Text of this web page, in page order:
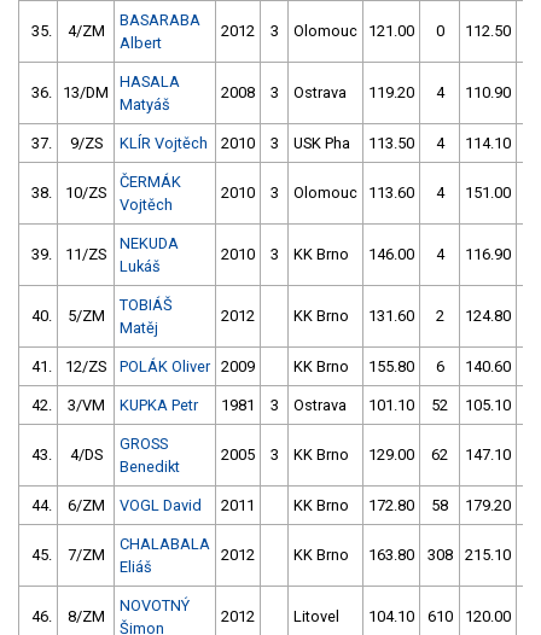
35. 4/ZM
BASARABA
Albert
2012 3 Olomouc 121.00 0 112.50
36. 13/DM
HASALA
Matyáš
2008 3 Ostrava 119.20 4 110.90
37. 9/ZS KLÍR Vojtěch 2010 3 USK Pha 113.50 4 114.10
38. 10/ZS
ČERMÁK
Vojtěch
2010 3 Olomouc 113.60 4 151.00
39. 11/ZS
NEKUDA
Lukáš
2010 3 KK Brno 146.00 4 116.90
40. 5/ZM
TOBIÁŠ
Matěj
2012 KK Brno 131.60 2 124.80
41. 12/ZS POLÁK Oliver 2009 KK Brno 155.80 6 140.60
42. 3/VM KUPKA Petr 1981 3 Ostrava 101.10 52 105.10
43. 4/DS
GROSS
Benedikt
2005 3 KK Brno 129.00 62 147.10
44. 6/ZM VOGL David 2011 KK Brno 172.80 58 179.20
45. 7/ZM
CHALABALA
Eliáš
2012 KK Brno 163.80 308 215.10
46. 8/ZM
NOVOTNÝ
Šimon
2012 Litovel 104.10 610 120.00